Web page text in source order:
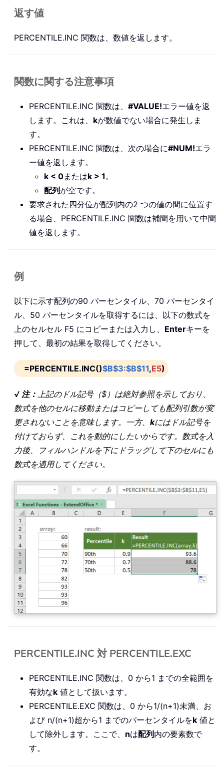
返す値
PERCENTILE.INC 関数は、数値を返します。
関数に関する注意事項
PERCENTILE.INC 関数は、 #VALUE!エラー値を返
します。これは、 kが数値でない場合に発生しま
す。
PERCENTILE.INC 関数は、次の場合に#NUM!エラ
ー値を返します。
k < 0またはk > 1 。
配列が空です。
要求された四分位が配列内の2 つの値の間に位置す
る場合、PERCENTILE.INC 関数は補間を用いて中間
値を返します。
例
以下に示す配列の90 パーセンタイル、70 パーセンタイ
ル、50 パーセンタイルを取得するには、以下の数式を
上のセルセル F5 にコピーまたは入力し、 Enterキーを
押して、最初の結果を取得してください。
=PERCENTILE.INC()$B$3:$B$11,E5)
√ 注： 上記のドル記号（$）は絶対参照を示しており、
数式を他のセルに移動またはコピーしても配列引数が変
更されないことを意味します。一方、 kにはドル記号を
付けておらず、これを動的にしたいからです。数式を入
力後、フィルハンドルを下にドラッグして下のセルにも
数式を適用してください。
PERCENTILE.INC 対 PERCENTILE.EXC
PERCENTILE.INC 関数は、0 から1 までの全範囲を
有効なk 値として扱います。
PERCENTILE.EXC 関数は、0 から1/(n+1)未満、お
よび n/(n+1)超から1 までのパーセンタイルをk 値と
して除外します。ここで、 nは配列内の要素数で
す。